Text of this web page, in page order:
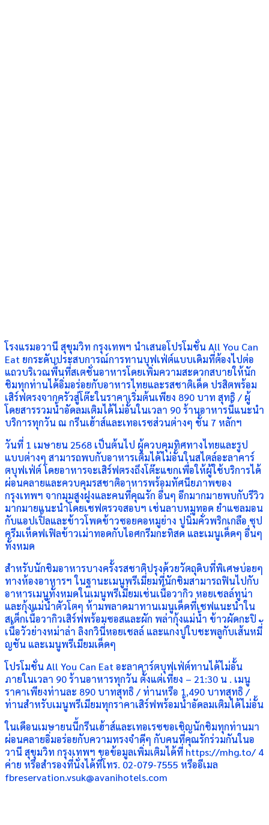
โรงแรมอวานี สุขุมวิท กรุงเทพฯ นำเสนอโปรโมชั่น All You Can
Eat ยกระดับประสบการณ์การทานบุฟเฟ่ต์แบบเดิมที่ต้องไปต่อ
แถวบริเวณพื้นที่สเตชั่นอาหารโดยเพิ่มความสะดวกสบายให้นัก
ชิมทุกท่านได้อิ่มอร่อยกับอาหารไทยและรสชาติเด็ด ปรสิตพร้อม
เสิร์ฟตรงจากครัวสู่โต๊ะในราคาเริ่มต้นเพียง 890 บาท สุทธิ / ผู้
โดยสารรวมน้ำอัดลมเติมได้ไม่อั้นในเวลา 90 ร้านอาหารนี้แนะนำ
บริการทุกวัน ณ กรีนเฮ้าส์และเทอเรซส่วนต่างๆ ชั้น 7 หลักฯ
วันที่ 1 เมษายน 2568 เป็นต้นไป ผู้ควบคุมทิศทางไทยและรูป
แบบต่างๆ สามารถพบกับอาหารเติมได้ไม่อั้นในสไตล์อะลาคาร์
ตบุฟเฟ่ต์ โดยอาหารจะเสิร์ฟตรงถึงโต๊ะแขกเพื่อให้ผู้ใช้บริการได้
ผ่อนคลายและควบคุมรสชาติอาหารพร้อมทัศนียภาพของ
กรุงเทพฯ จากมุมสูงฝูงและคนที่คุณรัก อื่นๆ อีกมากมายพบกับรีวิว
มากมายแนะนำโดยเชฟตรวจสอบฯ เช่นลาบหมูทอด ยำแซลมอน
กับแอปเปิ้ลและข้าวโพดข้าวซอยคอหมูย่าง ปูนิ่มคั่วพริกเกลือ ซุป
ครีมเห็ดฟเฟิลข้าวเม่าทอดกับไอศกรีมกะทิสด และเมนูเด็ดๆ อื่นๆ
ทั้งหมด
สำหรับนักชิมอาหารบางครั้งรสชาติปรุงด้วยวัตถุดิบที่พิเศษบ่อยๆ
ทางห้องอาหารฯ ในฐานะเมนูพรีเมี่ยมที่นักชิมสามารถฟินไปกับ
อาหารเมนูทั้งหมดในเมนูพรีเมี่ยมเช่นเนื้อวากิว หอยเชลล์ทูน่า
และกุ้งแม่น้ำตัวโตๆ ห้ามพลาดมาทานเมนูเด็ดที่เชฟแนะนำใน
สเต็กเนื้อวากิวเสิร์ฟพร้อมซอสและผัก พล่ากุ้งแม่น้ำ ข้าวผัดกะปิ
เนื้อวัวย่างหม่าล่า ลิงกวินี่หอยเชลล์ และแกงปูใบชะพลูกับเส้นหมี่ั
ญชัน และเมนูพรีเมียมเด็ดๆ
โปรโมชั่น All You Can Eat อะลาคาร์ตบุฟเฟ่ต์ทานได้ไม่อั้น
ภายในเวลา 90 ร้านอาหารทุกวัน ตั้งแต่เที่ยง – 21:30 น . เมนู
ราคาเพียงท่านละ 890 บาทสุทธิ / ท่านหรือ 1,490 บาทสุทธิ /
ท่านสำหรับเมนูพรีเมียมทุกราคาเสิร์ฟพร้อมน้ำอัดลมเติมได้ไม่อั้น
ในเดือนเมษายนนี้กรีนเฮ้าส์และเทอเรซขอเชิญนักชิมทุกท่านมา
ผ่อนคลายอิ่มอร่อยกับความทรงจำดีๆ กับคนที่คุณรักร่วมกันในอ
วานี สุขุมวิท กรุงเทพฯ ขอข้อมูลเพิ่มเติมได้ที่ https://mhg.to/ 4
ค่าย หรือสำรองที่นั่งได้ที่โทร. 02-079-7555 หรืออีเมล
fbreservation.vsuk@avanihotels.com